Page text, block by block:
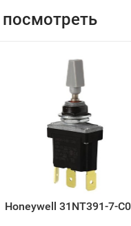
Honeywell 31NT391-7-